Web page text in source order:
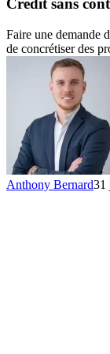
Crédit sans
Faire une demande
de concrétiser des
Anthony Bernard31